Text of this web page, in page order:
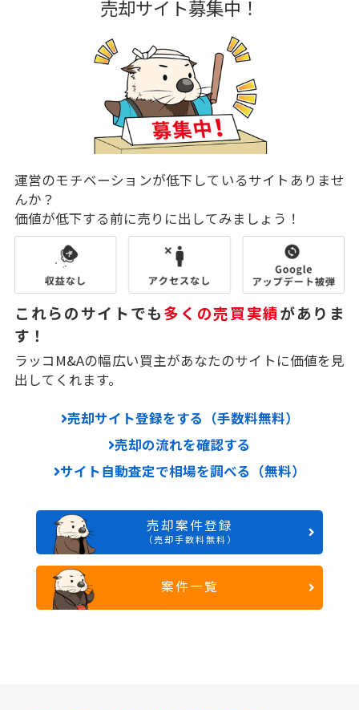
売却サイト募集中！
運営のモチベーションが低下しているサイトありませ
んか？
価値が低下する前に売りに出してみましょう！
これらのサイトでも多くの売買実績がありま
す！
ラッコM&Aの幅広い買主があなたのサイトに価値を見
出してくれます。
売却サイト登録をする（手数料無料）
売却の流れを確認する
サイト自動査定で相場を調べる（無料）
売却案件登録
（売却手数料無料）
案件一覧